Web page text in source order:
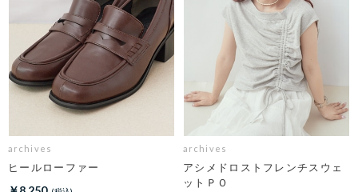
archives
ヒールローファー
archives
アシメドロストフレンチスウェ
ットＰＯ